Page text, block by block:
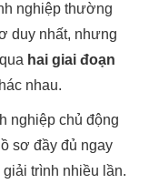
nghiệp thường
duy nhất, nhưng
hai giai đoạn
nhau.
nghiệp chủ động
sơ đầy đủ ngay
trình nhiều lần.